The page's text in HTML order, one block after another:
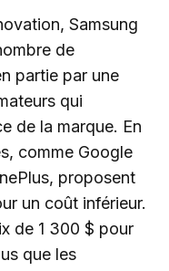
Samsung
de
partie par une
qui
de la marque. En
comme Google
proposent
un coût inférieur.
de 1 300 $ pour
que les